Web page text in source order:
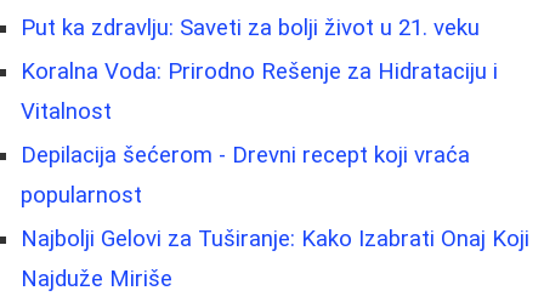
Put ka zdravlju: Saveti za bolji život u 21. veku
Koralna Voda: Prirodno Rešenje za Hidrataciju i
Vitalnost
Depilacija šećerom - Drevni recept koji vraća
popularnost
Najbolji Gelovi za Tuširanje: Kako Izabrati Onaj Koji
Najduže Miriše